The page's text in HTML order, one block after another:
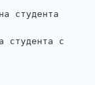
студента
студента с